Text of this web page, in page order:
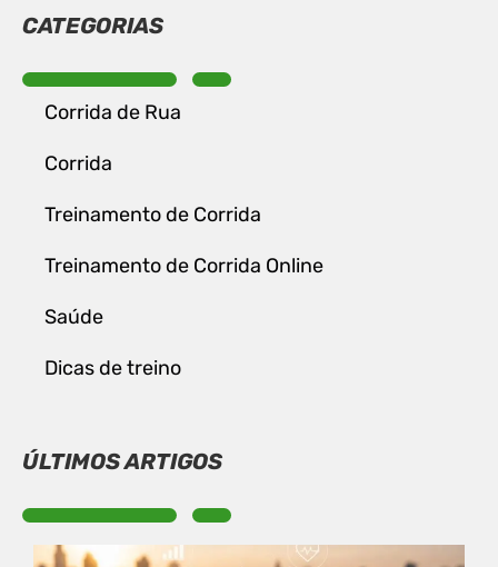
CATEGORIAS
Corrida de Rua
Corrida
Treinamento de Corrida
Treinamento de Corrida Online
Saúde
Dicas de treino
ÚLTIMOS ARTIGOS